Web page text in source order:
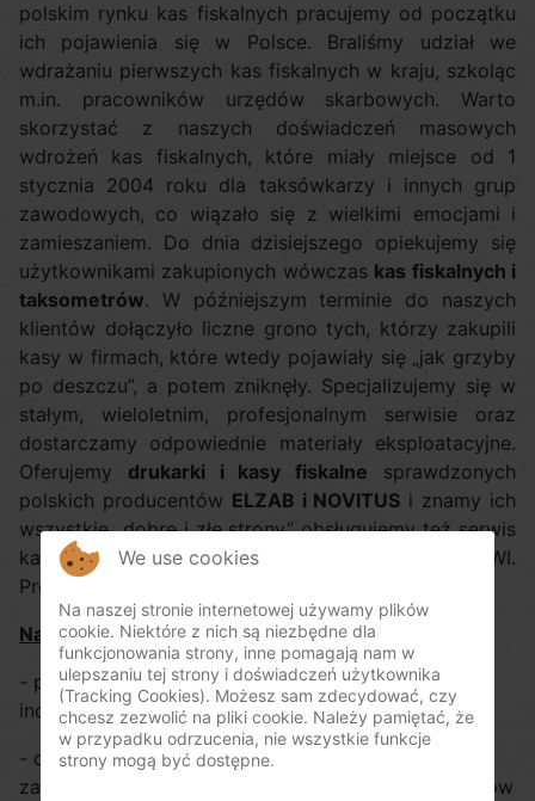
polskim rynku kas fiskalnych pracujemy od początku
ich pojawienia się w Polsce. Braliśmy udział we
wdrażaniu pierwszych kas fiskalnych w kraju, szkoląc
m.in. pracowników urzędów skarbowych. Warto
skorzystać z naszych doświadczeń masowych
wdrożeń kas fiskalnych, które miały miejsce od 1
stycznia 2004 roku dla taksówkarzy i innych grup
zawodowych, co wiązało się z wielkimi emocjami i
zamieszaniem. Do dnia dzisiejszego opiekujemy się
użytkownikami zakupionych wówczas kas fiskalnych i
taksometrów. W późniejszym terminie do naszych
klientów dołączyło liczne grono tych, którzy zakupili
kasy w firmach, które wtedy pojawiały się „jak grzyby
po deszczu”, a potem zniknęły. Specjalizujemy się w
stałym, wieloletnim, profesjonalnym serwisie oraz
dostarczamy odpowiednie materiały eksploatacyjne.
Oferujemy drukarki i kasy fiskalne sprawdzonych
polskich producentów ELZAB i NOVITUS i znamy ich
wszystkie „dobre i złe strony” obsługujemy też serwis
kas takich firm jak INNOVA, Euro-Fis, ALWI.
Prowadzimy serwis fabryczny ELZAB.
Nasz zakres działalności obejmuje:
- profesjonalne szkolenia z obsługi kasy fiskalnej
indywidualne i grupowe;
- doradztwo i pomoc dla indywidualnego klienta w
zakresie zakupu kasy, jej użytkowania oraz kontaktów
We use cookies
Na naszej stronie internetowej używamy plików
cookie. Niektóre z nich są niezbędne dla
funkcjonowania strony, inne pomagają nam w
ulepszaniu tej strony i doświadczeń użytkownika
(Tracking Cookies). Możesz sam zdecydować, czy
chcesz zezwolić na pliki cookie. Należy pamiętać, że
w przypadku odrzucenia, nie wszystkie funkcje
strony mogą być dostępne.